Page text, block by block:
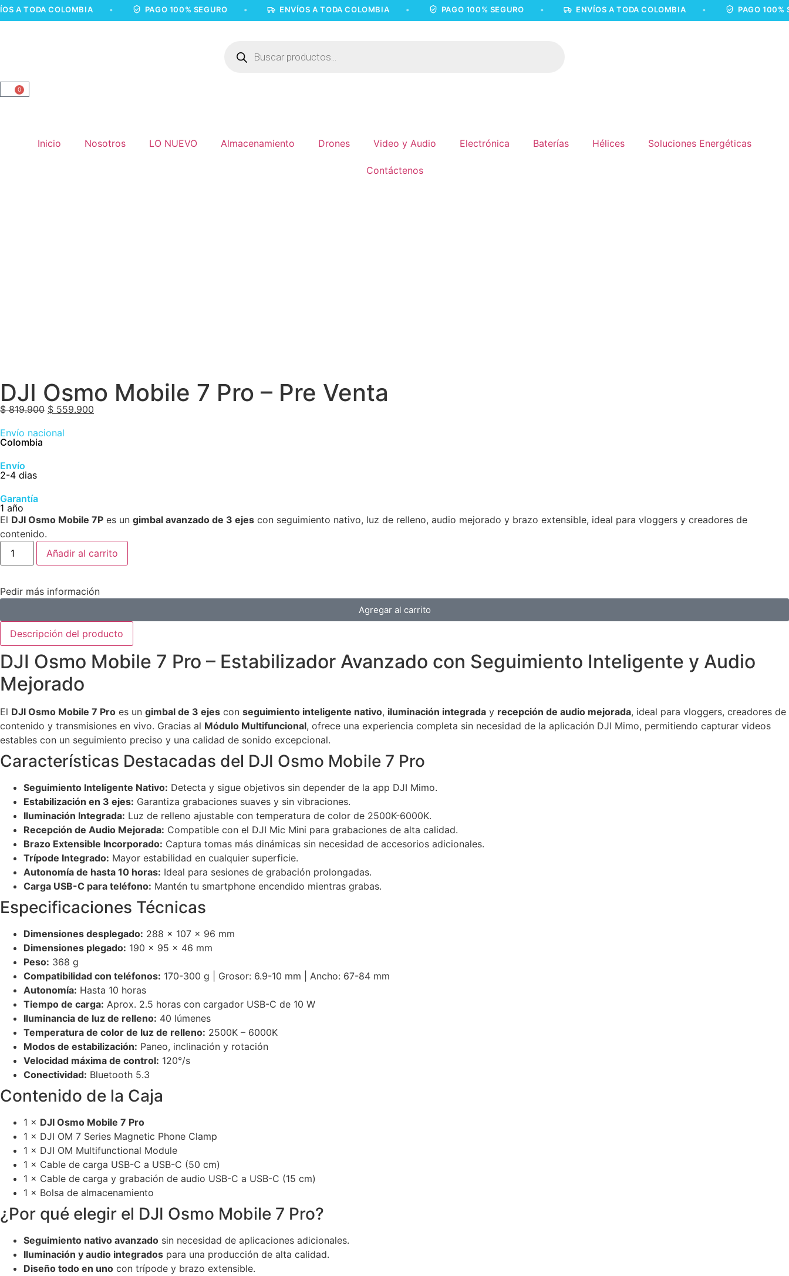
COLOMBIA • PAGO 100% SEGURO • ENVÍOS A TODA COLOMBIA • PAGO 100% SEGURO • ENVÍOS A TODA COLOMBIA • PAGO 100% SEGURO
0
Inicio Nosotros LO NUEVO Almacenamiento Drones Video y Audio Electrónica Baterías Hélices Soluciones Energéticas
Contáctenos
DJI Osmo Mobile 7 Pro – Pre Venta
$819.900 $ 559.900
Envío nacional
Colombia
Envío
2-4 dias
Garantía
1 año
El DJI Osmo Mobile 7P es un gimbal avanzado de 3 ejes con seguimiento nativo, luz de relleno, audio mejorado y brazo extensible, ideal para vloggers y creadores de
contenido.
Añadir al carrito
Pedir más información
Agregar al carrito
Descripción del producto
DJI Osmo Mobile 7 Pro – Estabilizador Avanzado con Seguimiento Inteligente y Audio
Mejorado
El DJI Osmo Mobile 7 Pro es un gimbal de 3 ejes con seguimiento inteligente nativo, iluminación integrada y recepción de audio mejorada, ideal para vloggers, creadores de
contenido y transmisiones en vivo. Gracias al Módulo Multifuncional, ofrece una experiencia completa sin necesidad de la aplicación DJI Mimo, permitiendo capturar videos
estables con un seguimiento preciso y una calidad de sonido excepcional.
Características Destacadas del DJI Osmo Mobile 7 Pro
Seguimiento Inteligente Nativo: Detecta y sigue objetivos sin depender de la app DJI Mimo.
Estabilización en 3 ejes: Garantiza grabaciones suaves y sin vibraciones.
Iluminación Integrada: Luz de relleno ajustable con temperatura de color de 2500K-6000K.
Recepción de Audio Mejorada: Compatible con el DJI Mic Mini para grabaciones de alta calidad.
Brazo Extensible Incorporado: Captura tomas más dinámicas sin necesidad de accesorios adicionales.
Trípode Integrado: Mayor estabilidad en cualquier superficie.
Autonomía de hasta 10 horas: Ideal para sesiones de grabación prolongadas.
Carga USB-C para teléfono: Mantén tu smartphone encendido mientras grabas.
Especificaciones Técnicas
Dimensiones desplegado: 288 × 107 × 96 mm
Dimensiones plegado: 190 × 95 × 46 mm
Peso: 368 g
Compatibilidad con teléfonos: 170-300 g | Grosor: 6.9-10 mm | Ancho: 67-84 mm
Autonomía: Hasta 10 horas
Tiempo de carga: Aprox. 2.5 horas con cargador USB-C de 10 W
Iluminancia de luz de relleno: 40 lúmenes
Temperatura de color de luz de relleno: 2500K – 6000K
Modos de estabilización: Paneo, inclinación y rotación
Velocidad máxima de control: 120°/s
Conectividad: Bluetooth 5.3
Contenido de la Caja
1 × DJI Osmo Mobile 7 Pro
1 × DJI OM 7 Series Magnetic Phone Clamp
1 × DJI OM Multifunctional Module
1 × Cable de carga USB-C a USB-C (50 cm)
1 × Cable de carga y grabación de audio USB-C a USB-C (15 cm)
1 × Bolsa de almacenamiento
¿Por qué elegir el DJI Osmo Mobile 7 Pro?
Seguimiento nativo avanzado sin necesidad de aplicaciones adicionales.
Iluminación y audio integrados para una producción de alta calidad.
Diseño todo en uno con trípode y brazo extensible.